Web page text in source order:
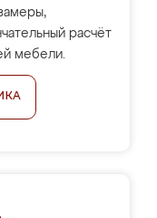
расчёт
мебели.